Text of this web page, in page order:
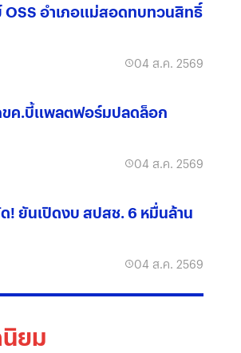
อำเภอแม่สอดทบทวนสิทธิ์
04 ส.ค. 2569
ขค.บี้แพลตฟอร์มปลดล็อก
04 ส.ค. 2569
ยันเปิดงบ สปสช. 6 หมื่นล้าน
04 ส.ค. 2569
ยม